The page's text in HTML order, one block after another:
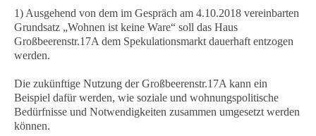
1) Ausgehend von dem im Gespräch am 4.10.2018 vereinbarten
Grundsatz „Wohnen ist keine Ware“ soll das Haus
Großbeerenstr.17A dem Spekulationsmarkt dauerhaft entzogen
werden.
Die zukünftige Nutzung der Großbeerenstr.17A kann ein
Beispiel dafür werden, wie soziale und wohnungspolitische
Bedürfnisse und Notwendigkeiten zusammen umgesetzt werden
können.